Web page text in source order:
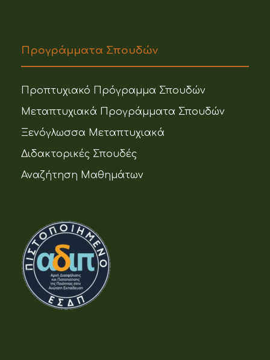
Προγράμματα Σπουδών
Προπτυχιακό Πρόγραμμα Σπουδών
Μεταπτυχιακά Προγράμματα Σπουδών
Ξενόγλωσσα Μεταπτυχιακά
Διδακτορικές Σπουδές
Αναζήτηση Μαθημάτων